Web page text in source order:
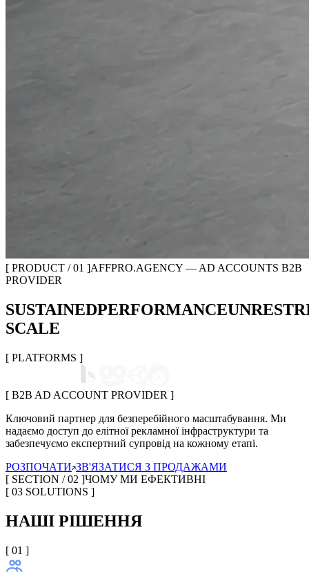
[ PRODUCT / 01 ]AFFPRO.AGENCY — AD ACCOUNTS B2B
PROVIDER
SUSTAINEDPERFORMANCE
SCALE
[ PLATFORMS ]
[ B2B AD ACCOUNT PROVIDER ]
Ключовий партнер для безперебійного масштабування. Ми
надаємо доступ до елітної рекламної інфраструктури та
забезпечуємо експертний супровід на кожному етапі.
РОЗПОЧАТИ ЗВ'ЯЗАТИСЯ З ПРОДАЖАМИ
[ SECTION / 02 ]ЧОМУ МИ ЕФЕКТИВНІ
[ 03 SOLUTIONS ]
НАШІ РІШЕННЯ
[ 01 ]